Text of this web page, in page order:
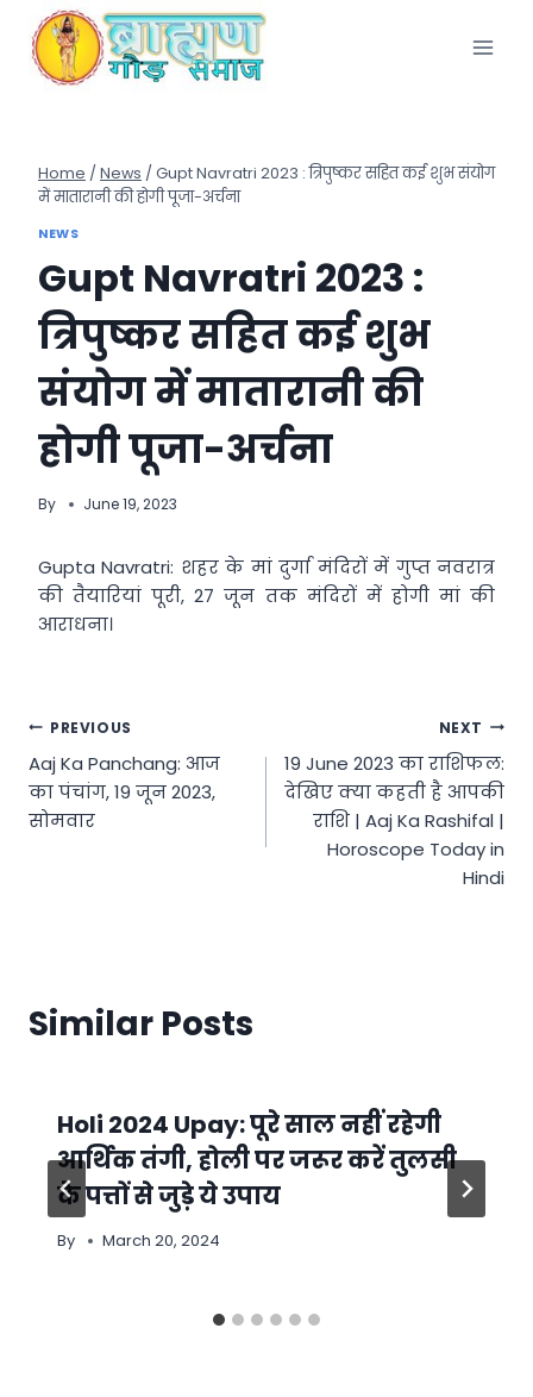
content
Home / News / Gupt Navratri 2023 : त्रिपुष्कर सहित कई शुभ संयोग
में मातारानी की होगी पूजा-अर्चना
NEWS
Gupt Navratri 2023 :
त्रिपुष्कर सहित कई शुभ
संयोग में मातारानी की
होगी पूजा-अर्चना
By June 19, 2023
Gupta Navratri: शहर के मां दुर्गा मंदिरों में गुप्त नवरात्र
की तैयारियां पूरी, 27 जून तक मंदिरों में होगी मां की
आराधना।
Post
navigation
PREVIOUS
Aaj Ka Panchang: आज
का पंचांग, 19 जून 2023,
सोमवार
NEXT
19 June 2023 का राशिफल:
देखिए क्या कहती है आपकी
राशि | Aaj Ka Rashifal |
Horoscope Today in
Hindi
Similar Posts
Holi 2024 Upay: पूरे साल नहीं रहेगी
आर्थिक तंगी, होली पर जरूर करें तुलसी
के पत्तों से जुड़े ये उपाय
By March 20, 2024